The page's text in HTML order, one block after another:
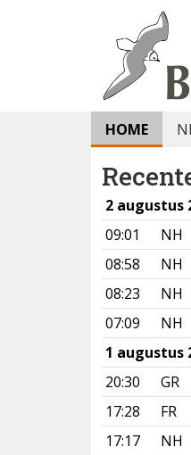
HOME
2 augustus
09:01
NH
08:58
NH
08:23
NH
07:09
NH
1 augustus
20:30
GR
17:28
FR
17:17
NH